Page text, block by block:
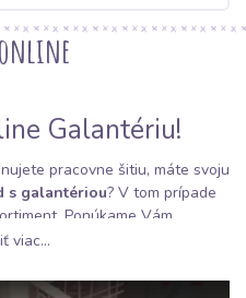
Galantériu!
pracovne šitiu, máte svoju
s galantériou? V tom prípade
Ponúkame Vám
, ktorá sa perfektne hodí k
viac...